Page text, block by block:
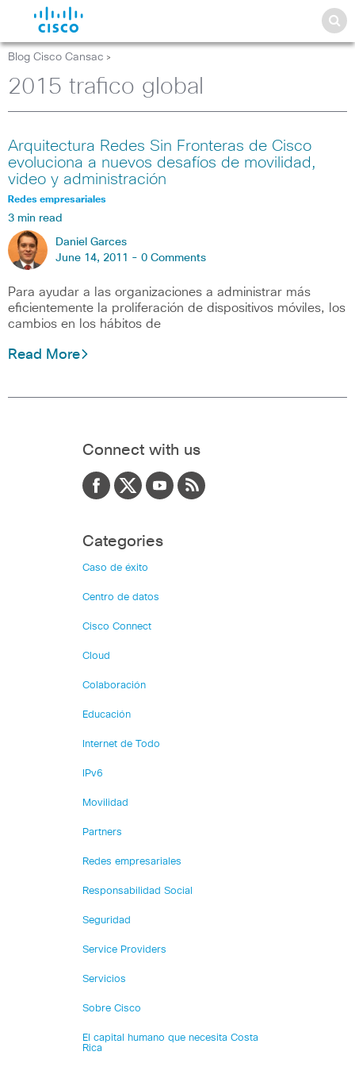
Blog Cisco Cansac >
2015 trafico global
Arquitectura Redes Sin Fronteras de Cisco
evoluciona a nuevos desafíos de movilidad,
video y administración
Redes empresariales
3 min read
Daniel Garces
June 14, 2011 - 0 Comments
Para ayudar a las organizaciones a administrar más
eficientemente la proliferación de dispositivos móviles, los
cambios en los hábitos de
Read More
Connect with us
Categories
Caso de éxito
Centro de datos
Cisco Connect
Cloud
Colaboración
Educación
Internet de Todo
IPv6
Movilidad
Partners
Redes empresariales
Responsabilidad Social
Seguridad
Service Providers
Servicios
Sobre Cisco
El capital humano que necesita Costa
Rica